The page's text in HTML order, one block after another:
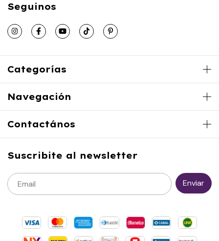
Seguinos
Categorías
Navegación
Contactános
Suscribite al newsletter